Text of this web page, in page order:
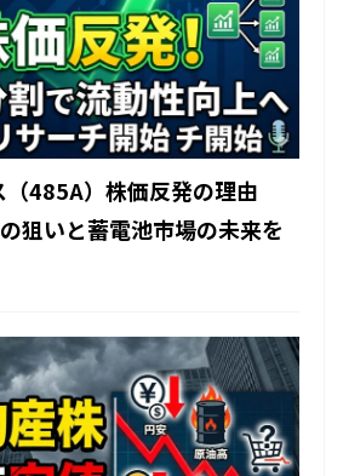
（485A）株価反発の理由
狙いと蓄電池市場の未来を